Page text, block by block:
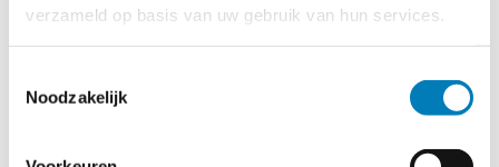
verzameld op basis van uw gebruik van hun services.
Noodzakelijk
Het is mogelijk om per fase een contact te kiezen.
besteld worden, welke een uitschakeling kan initiëren als
er geen spanning wordt gedetecteerd op een bepaalde of